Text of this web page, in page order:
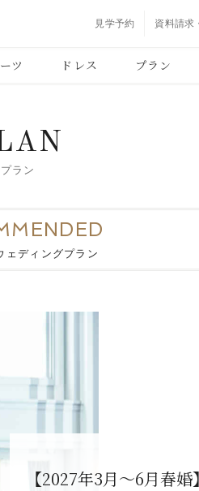
見学予約 資料請求
ツ ドレス プラン
プラン
ェディングプラン
【2027年3月～6月春